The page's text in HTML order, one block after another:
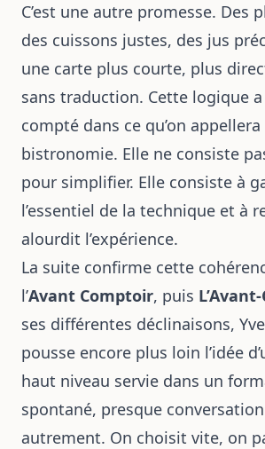
C’est une autre promesse. Des
des cuissons justes, des jus
une carte plus courte, plus
sans traduction. Cette logique
compté dans ce qu’on
bistronomie. Elle ne consiste
pour simplifier. Elle consiste à
l’essentiel de la technique et à
alourdit l’expérience.
La suite confirme cette
l’Avant Comptoir, puis
ses différentes déclinaisons,
pousse encore plus loin l’idée
haut niveau servie dans un
spontané, presque
autrement. On choisit vite, on